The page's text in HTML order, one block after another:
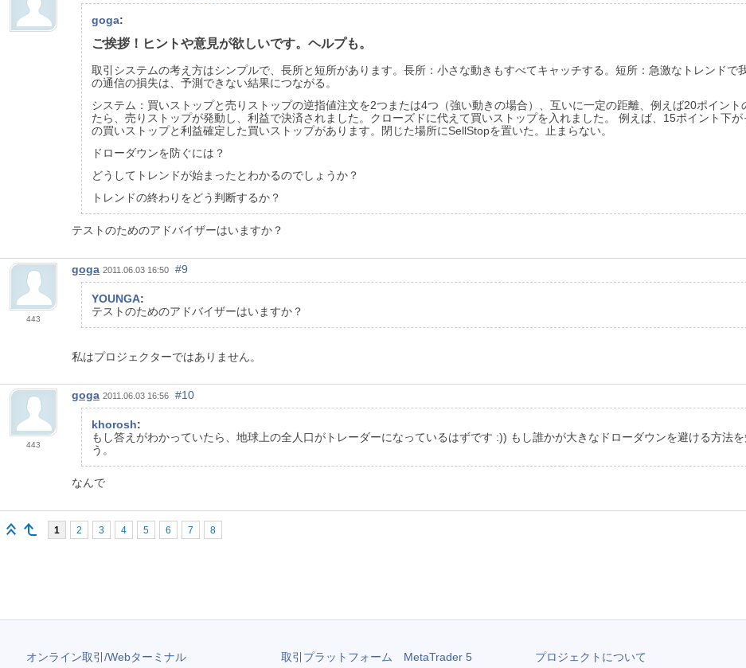
goga:
ご挨拶！ヒントや意見が欲しいです。ヘルプも。
取引システムの考え方はシンプルで、長所と短所があります。長所：小さな動きもすべてキャッチする。短所：急激なトレンド
の通信の損失は、予測できない結果につながる。
システム：買いストップと売りストップの逆指値注文を2つまたは4つ（強い動きの場合）、互いに一定の距離、例えば20ポイント
たら、売りストップが発動し、利益で決済されました。クローズドに代えて買いストップを入れました。
例えば、15ポイント下
の買いストップと利益確定した買いストップがあります。閉じた場所にSellStopを置いた。止まらない。
ドローダウンを防ぐには？
どうしてトレンドが始まったとわかるのでしょうか？
トレンドの終わりをどう判断するか？
テストのためのアドバイザーはいますか？
443
goga 2011.06.03 16:50 #9
YOUNGA:
テストのためのアドバイザーはいますか？
私はプロジェクターではありません。
443
goga 2011.06.03 16:56 #10
khorosh:
もし答えがわかっていたら、地球上の全人口がトレーダーになっているはずです :)) もし誰かが大きなドローダウンを避ける方法
う。
なんで
1 2 3 4 5 6 7 8
オンライン取引/Webターミナル 取引プラットフォーム MetaTrader 5 プロジェクトについて